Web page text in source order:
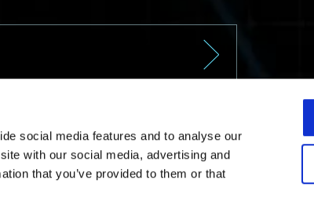
social media features and to analyse our
with our social media, advertising and
that you’ve provided to them or that